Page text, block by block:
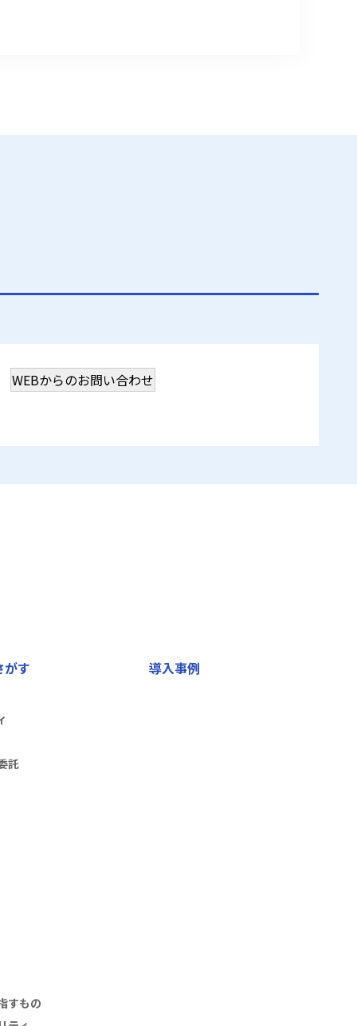
WEBからのお問い合わせ
がす
託
導入事例
すもの